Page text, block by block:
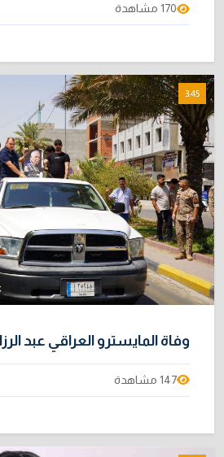
170 مشاهدة
3:45
وفاة المايسترو العراقي عبد
147 مشاهدة